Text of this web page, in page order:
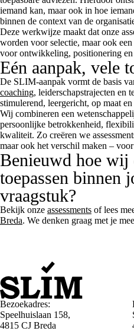
iemand kan, maar ook in hoe
binnen de context van de
Deze werkwijze maakt dat onze
worden voor selectie, maar ook
voor ontwikkeling, positionering en
Eén aanpak, vele
De SLIM-aanpak vormt de basis
coaching, leiderschapstrajecten en
stimulerend, leergericht, op maat
Wij combineren een
persoonlijke betrokkenheid,
kwaliteit. Zo creëren we
maar ook het verschil maken –
Benieuwd hoe wij
toepassen binnen
vraagstuk?
Bekijk onze assessments of lees
Breda. We denken graag met je
Bezoekadres:
Speelhuislaan 158,
4815 CJ Breda